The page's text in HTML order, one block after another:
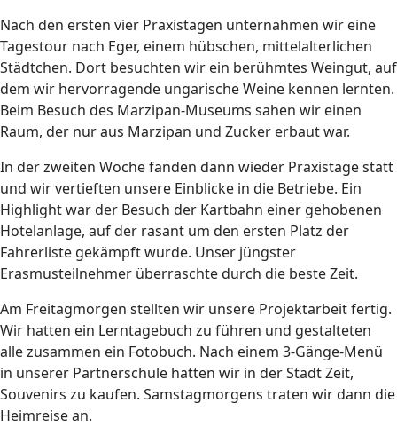
Nach den ersten vier Praxistagen unternahmen wir eine
Tagestour nach Eger, einem hübschen, mittelalterlichen
Städtchen. Dort besuchten wir ein berühmtes Weingut, auf
dem wir hervorragende ungarische Weine kennen lernten.
Beim Besuch des Marzipan-Museums sahen wir einen
Raum, der nur aus Marzipan und Zucker erbaut war.
In der zweiten Woche fanden dann wieder Praxistage statt
und wir vertieften unsere Einblicke in die Betriebe. Ein
Highlight war der Besuch der Kartbahn einer gehobenen
Hotelanlage, auf der rasant um den ersten Platz der
Fahrerliste gekämpft wurde. Unser jüngster
Erasmusteilnehmer überraschte durch die beste Zeit.
Am Freitagmorgen stellten wir unsere Projektarbeit fertig.
Wir hatten ein Lerntagebuch zu führen und gestalteten
alle zusammen ein Fotobuch. Nach einem 3-Gänge-Menü
in unserer Partnerschule hatten wir in der Stadt Zeit,
Souvenirs zu kaufen. Samstagmorgens traten wir dann die
Heimreise an.